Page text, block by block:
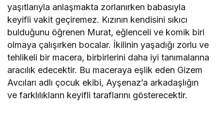
yaşıtlarıyla anlaşmakta zorlanırken babasıyla
keyifli vakit geçiremez. Kızının kendisini sıkıcı
bulduğunu öğrenen Murat, eğlenceli ve komik biri
olmaya çalışırken bocalar. İkilinin yaşadığı zorlu ve
tehlikeli bir macera, birbirlerini daha iyi tanımalarına
aracılık edecektir. Bu maceraya eşlik eden Gizem
Avcıları adlı çocuk ekibi, Ayşenaz’a arkadaşlığın
ve farklılıkların keyifli taraflarını gösterecektir.